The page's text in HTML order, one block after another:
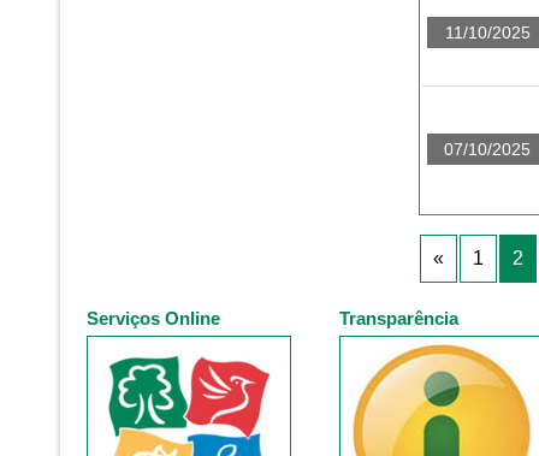
11/10/2025
07/10/2025
« 1 2
Serviços Online Transparência